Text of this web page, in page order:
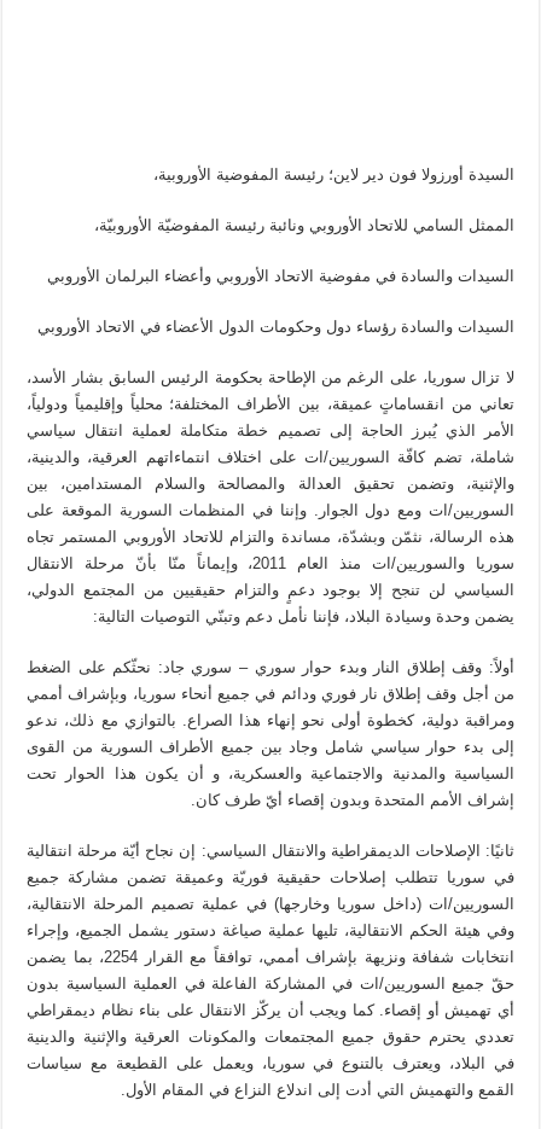
السيدة أورزولا فون دير لاين؛ رئيسة المفوضية الأوروبية،
الممثل السامي للاتحاد الأوروبي ونائبة رئيسة المفوضيّة الأوروبيّة،
السيدات والسادة في مفوضية الاتحاد الأوروبي وأعضاء البرلمان الأوروبي
السيدات والسادة رؤساء دول وحكومات الدول الأعضاء في الاتحاد الأوروبي
لا تزال سوريا، على الرغم من الإطاحة بحكومة الرئيس السابق بشار الأسد،
تعاني من انقساماتٍ عميقة، بين الأطراف المختلفة؛ محلياً وإقليمياً ودولياً،
الأمر الذي يُبرز الحاجة إلى تصميم خطة متكاملة لعملية انتقال سياسي
شاملة، تضم كافّة السوريين/ات على اختلاف انتماءاتهم العرقية، والدينية،
والإثنية، وتضمن تحقيق العدالة والمصالحة والسلام المستدامين، بين
السوريين/ات ومع دول الجوار. وإننا في المنظمات السورية الموقعة على
هذه الرسالة، نثمّن وبشدّة، مساندة والتزام للاتحاد الأوروبي المستمر تجاه
سوريا والسوريين/ات منذ العام 2011، وإيماناً منّا بأنّ مرحلة الانتقال
السياسي لن تنجح إلا بوجود دعمٍ والتزام حقيقيين من المجتمع الدولي،
يضمن وحدة وسيادة البلاد، فإننا نأمل دعم وتبنّي التوصيات التالية:
أولاً: وقف إطلاق النار وبدء حوار سوري – سوري جاد: نحثّكم على الضغط
من أجل وقف إطلاق نار فوري ودائم في جميع أنحاء سوريا، وبإشراف أممي
ومراقبة دولية، كخطوة أولى نحو إنهاء هذا الصراع. بالتوازي مع ذلك، ندعو
إلى بدء حوار سياسي شامل وجاد بين جميع الأطراف السورية من القوى
السياسية والمدنية والاجتماعية والعسكرية، و أن يكون هذا الحوار تحت
إشراف الأمم المتحدة وبدون إقصاء أيّ طرف كان.
ثانيًا: الإصلاحات الديمقراطية والانتقال السياسي: إن نجاح أيّة مرحلة انتقالية
في سوريا تتطلب إصلاحات حقيقية فوريّة وعميقة تضمن مشاركة جميع
السوريين/ات (داخل سوريا وخارجها) في عملية تصميم المرحلة الانتقالية،
وفي هيئة الحكم الانتقالية، تليها عملية صياغة دستور يشمل الجميع، وإجراء
انتخابات شفافة ونزيهة بإشراف أممي، توافقاً مع القرار 2254، بما يضمن
حقّ جميع السوريين/ات في المشاركة الفاعلة في العملية السياسية بدون
أي تهميش أو إقصاء. كما ويجب أن يركّز الانتقال على بناء نظام ديمقراطي
تعددي يحترم حقوق جميع المجتمعات والمكونات العرقية والإثنية والدينية
في البلاد، ويعترف بالتنوع في سوريا، ويعمل على القطيعة مع سياسات
القمع والتهميش التي أدت إلى اندلاع النزاع في المقام الأول.